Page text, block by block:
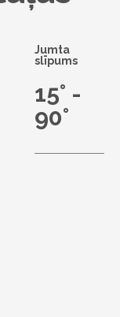
Jumta
slīpums
15° -
90°